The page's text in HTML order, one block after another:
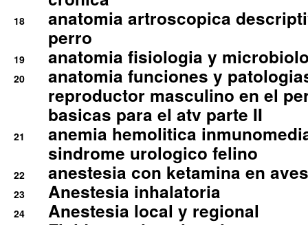
18
anatomia artroscopica
perro
19 anatomia fisiologia y
20
anatomia funciones y
reproductor masculino en el
basicas para el atv parte II
21
anemia hemolitica
sindrome urologico felino
22 anestesia con ketamina en
23 Anestesia inhalatoria
24 Anestesia local y regional